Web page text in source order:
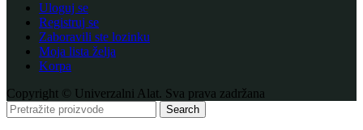
Uloguj se
Registruj se
Zaboravili ste lozinku
Moja lista želja
Korpa
Copyright © Univerzalni Alat. Sva prava zadržana
Search